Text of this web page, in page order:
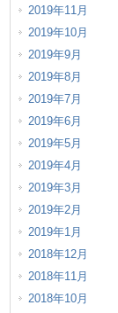
2019年11月
2019年10月
2019年9月
2019年8月
2019年7月
2019年6月
2019年5月
2019年4月
2019年3月
2019年2月
2019年1月
2018年12月
2018年11月
2018年10月